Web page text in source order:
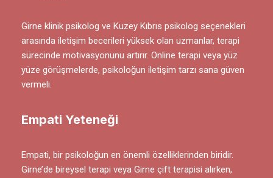
Girne klinik psikolog ve Kuzey Kıbrıs psikolog seçenekleri
arasında iletişim becerileri yüksek olan uzmanlar, terapi
sürecinde motivasyonunu artırır. Online terapi veya yüz
yüze görüşmelerde, psikoloğun iletişim tarzı sana güven
vermeli.
Empati Yeteneği
Empati, bir psikoloğun en önemli özelliklerinden biridir.
Girne’de bireysel terapi veya Girne çift terapisi alırken,